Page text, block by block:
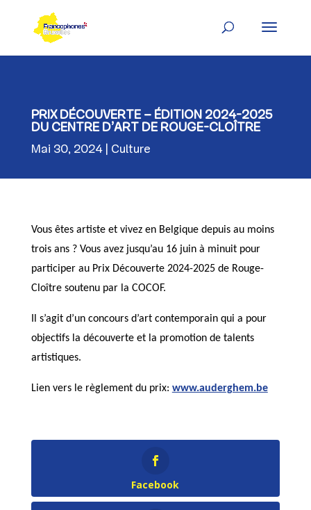
content
PRIX DÉCOUVERTE – ÉDITION 2024-2025
DU CENTRE D’ART DE ROUGE-CLOÎTRE
Mai 30, 2024 Culture
Vous êtes artiste et vivez en Belgique depuis au moins
trois ans ? Vous avez jusqu’au 16 juin à minuit pour
participer au Prix Découverte 2024-2025 de Rouge-
Cloître soutenu par la COCOF.
Il s’agit d’un concours d’art contemporain qui a pour
objectifs la découverte et la promotion de talents
artistiques.
Lien vers le règlement du prix: www.auderghem.be
Facebook